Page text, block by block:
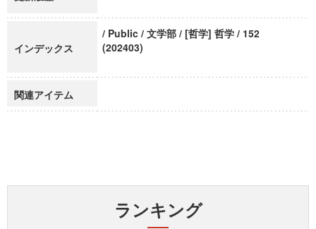
インデックス
/ Public / 文学部 / [哲学] 哲学 / 152
(202403)
関連アイテム
ランキング